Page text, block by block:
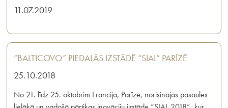
11.07.2019
“BALTICOVO” PIEDALĀS IZSTĀDĒ “SIAL” PARĪZĒ
25.10.2018
No 21. līdz 25. oktobrim Francijā, Parīzē, norisinājās pasaules